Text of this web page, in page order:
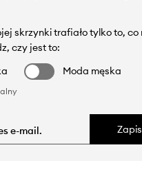
skrzynki trafiało tylko to,
czy jest to:
Moda męska